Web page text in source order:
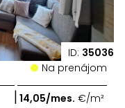
ID: 35036
Na prenájom
| 14,05/mes. €/m²